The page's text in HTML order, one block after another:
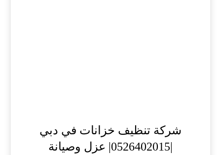
شركة تنظيف خزانات في دبي
|0526402015| عزل وصيانة